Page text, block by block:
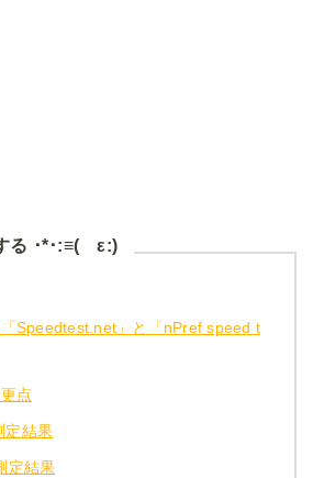
る ･*･:≡( ε:)
Speedtest.net」と「nPref speed t
点
定結果
定結果